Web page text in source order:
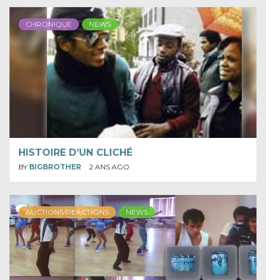
CHRONIQUE NEWS
HISTOIRE D’UN CLICHÉ
BY BIGBROTHER 2 ANS AGO
AUCTIONS/REACTIONS NEWS